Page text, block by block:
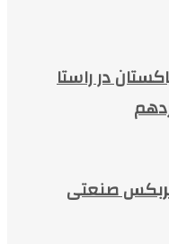
در راستا
صنعتی